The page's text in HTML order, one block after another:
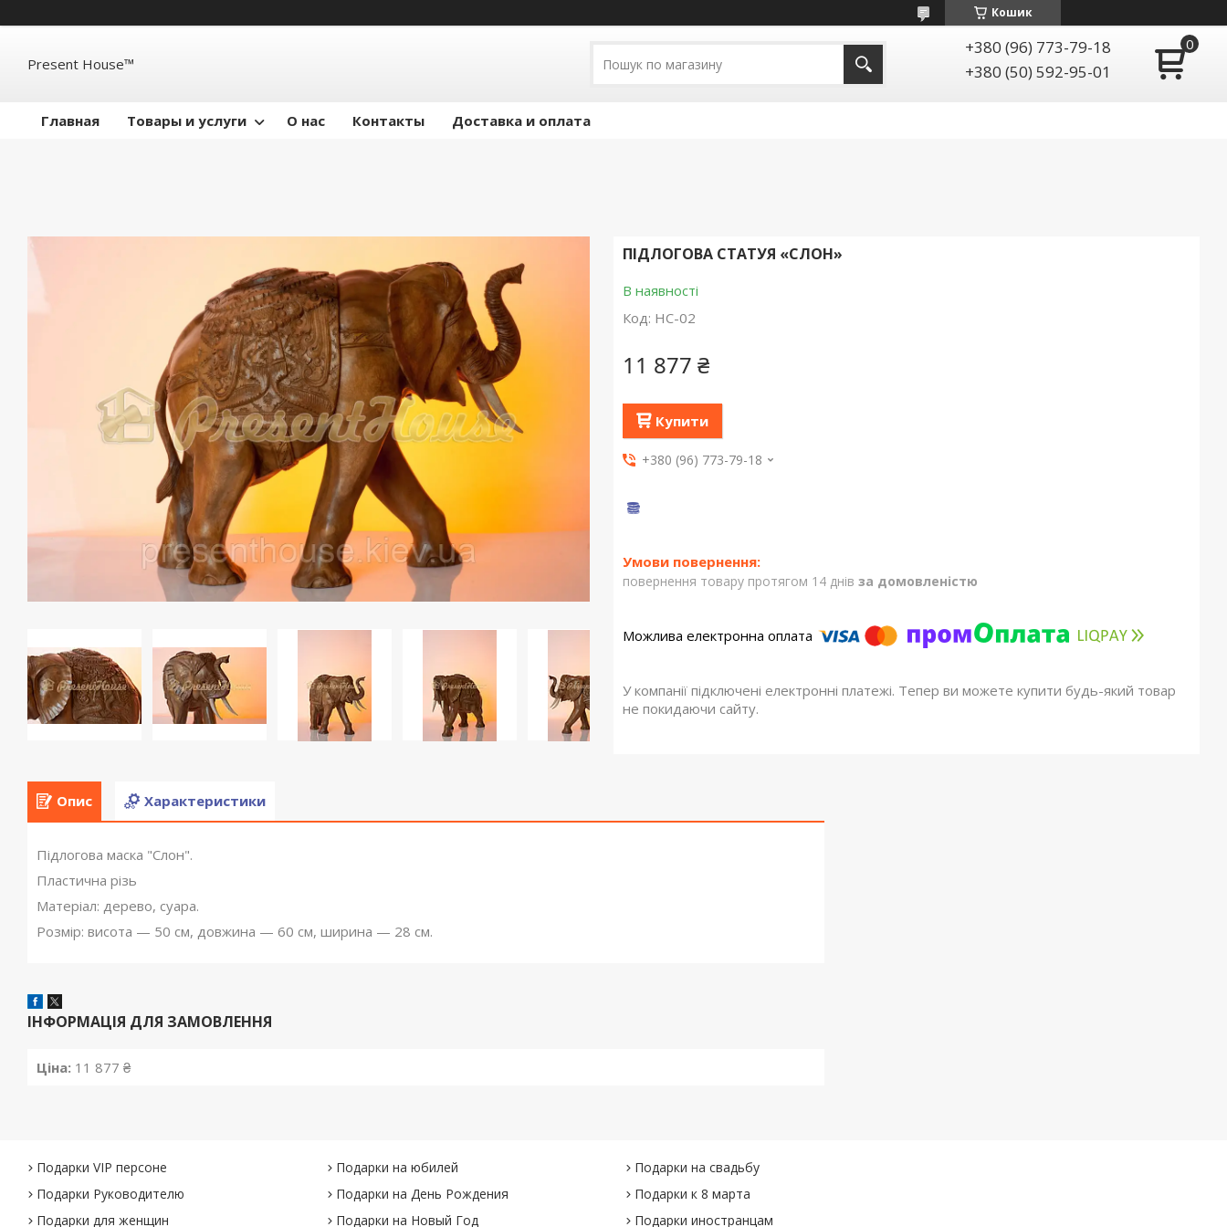
Кошик
Present House™
+380 (96) 773-79-18
+380 (50) 592-95-01
Главная Товары и услуги О нас Контакты Доставка и оплата
ПІДЛОГОВА СТАТУЯ «СЛОН»
В наявності
Код: НС-02
11 877 ₴
Купити
+380 (96) 773-79-18
повернення товару протягом 14 днів за домовленістю
У компанії підключені електронні платежі. Тепер ви можете купити будь-який товар
не покидаючи сайту.
Опис Характеристики
Підлогова маска "Слон".
Пластична різь
Матеріал: дерево, суара.
Розмір: висота — 50 см, довжина — 60 см, ширина — 28 см.
ІНФОРМАЦІЯ ДЛЯ ЗАМОВЛЕННЯ
Ціна: 11 877 ₴
Подарки VIP персоне
Подарки Руководителю
Подарки для женщин
Подарки на юбилей
Подарки на День Рождения
Подарки на Новый Год
Подарки на свадьбу
Подарки к 8 марта
Подарки иностранцам